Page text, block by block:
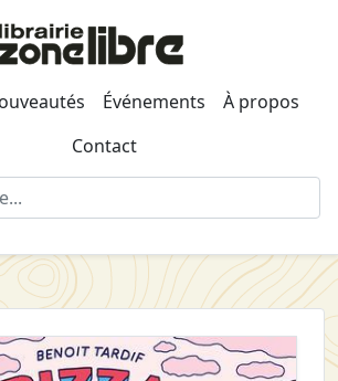
Événements
À propos
Contact